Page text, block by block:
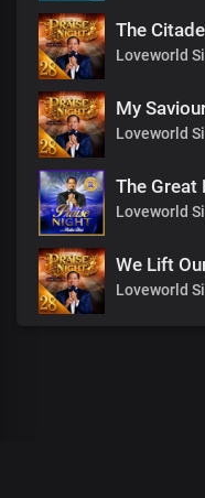
The
Loveworld
My
Loveworld
The Great
Loveworld
We Lift
Loveworld